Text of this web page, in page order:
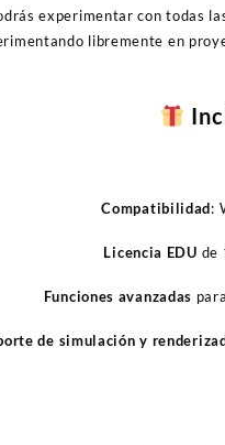
experimentar con todas
libremente en
Compatibilidad:
Licencia EDU de
Funciones avanzadas
de simulación y